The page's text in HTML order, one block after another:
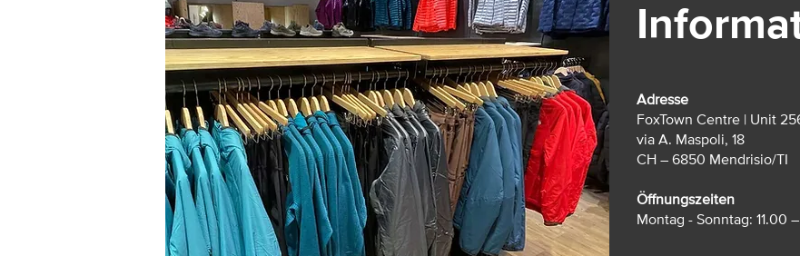
Adresse
FoxTown Centre | Unit
via A. Maspoli, 18
CH – 6850 Mendrisio/TI
Öffnungszeiten
Montag - Sonntag: 11.00